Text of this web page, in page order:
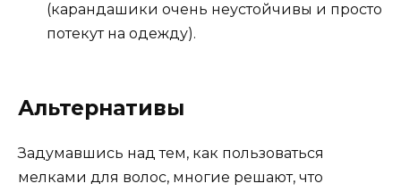
(карандашики очень неустойчивы и просто
потекут на одежду).
Альтернативы
Задумавшись над тем, как пользоваться
мелками для волос, многие решают, что